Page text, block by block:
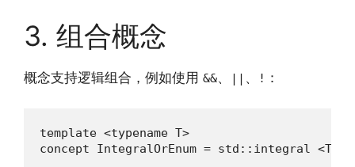
3. 组合概念
概念支持逻辑组合，例如使用 &&、 || 、 ! ：
template <typename T>
concept IntegralOrEnum = std::integral <T>